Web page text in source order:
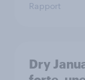
Rapport
Dry